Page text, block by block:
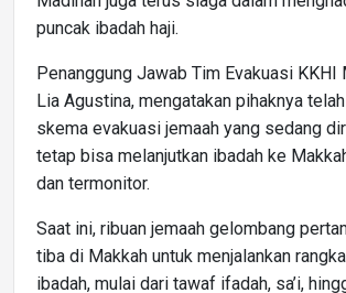
puncak ibadah haji.
Penanggung Jawab Tim Evakuasi KKHI
Lia Agustina, mengatakan pihaknya
skema evakuasi jemaah yang sedang
tetap bisa melanjutkan ibadah ke
dan termonitor.
Saat ini, ribuan jemaah gelombang
tiba di Makkah untuk menjalankan
ibadah, mulai dari tawaf ifadah, sa’i,